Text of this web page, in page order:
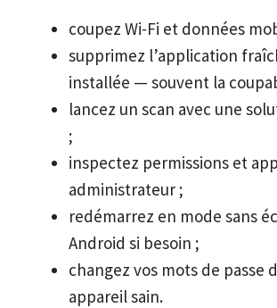
coupez Wi-Fi et données
supprimez l’application
installée — souvent la
lancez un scan avec une
;
inspectez permissions et
administrateur ;
redémarrez en mode sans
Android si besoin ;
changez vos mots de passe
appareil sain.